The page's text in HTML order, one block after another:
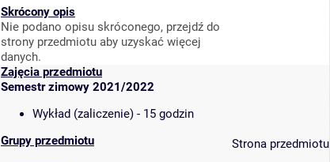
Skrócony opis
Nie podano opisu skróconego, przejdź do
strony przedmiotu aby uzyskać więcej
danych.
Zajęcia przedmiotu
Semestr zimowy 2021/2022
Wykład (zaliczenie) - 15 godzin
Grupy przedmiotu
Strona przedmiotu